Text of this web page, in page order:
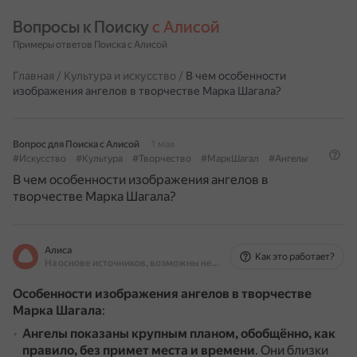
Вопросы к Поиску с Алисой
Примеры ответов Поиска с Алисой
Главная / Культура и искусство / В чем особенности
изображения ангелов в творчестве Марка Шагала?
Вопрос для Поиска с Алисой
1 мая
#Искусство
#Культура #Творчество #МаркШагал #Ангелы
В чем особенности изображения ангелов в
творчестве Марка Шагала?
Алиса
На основе источников, возможны неточности
Как это работает?
Особенности изображения ангелов в творчестве
Марка Шагала:
Ангелы показаны крупным планом, обобщённо, как
правило, без примет места и времени. Они близки